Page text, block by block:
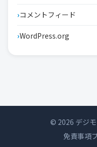
コメントフィード
WordPress.org
© 2026 デジ
免責事項